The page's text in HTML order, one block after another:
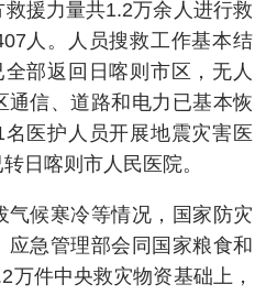
援力量共1.2万余人进行救
人。人员搜救工作基本结
部返回日喀则市区，无人
通信、道路和电力已基本恢
医护人员开展地震灾害医
日喀则市人民医院。
候寒冷等情况，国家防灾
急管理部会同国家粮食和
万件中央救灾物资基础上，